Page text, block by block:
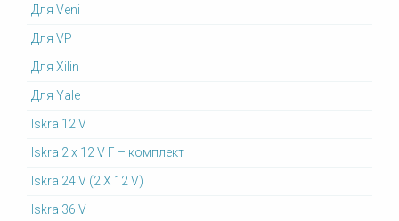
Для Veni
Для VP
Для Xilin
Для Yale
Iskra 12 V
Iskra 2 x 12 V Г – комплект
Iskra 24 V (2 X 12 V)
Iskra 36 V